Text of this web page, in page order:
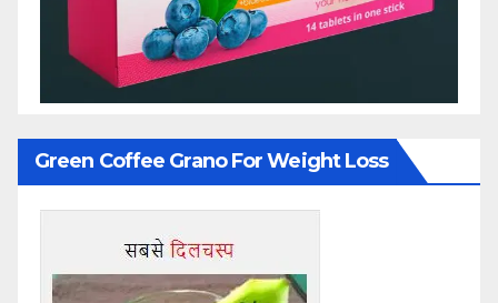
Green Coffee Grano For Weight Loss